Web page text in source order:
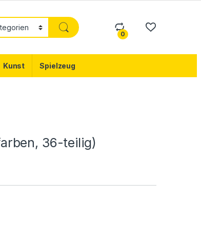
0
Kunst Spielzeug
36-teilig)